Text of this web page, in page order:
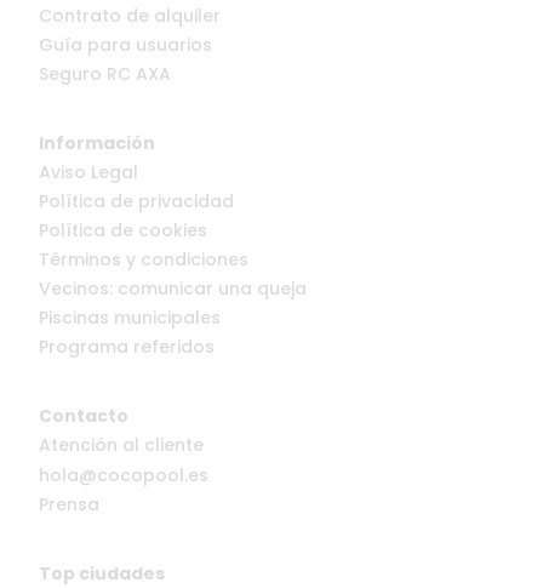
Contrato de alquiler
Guía para usuarios
Seguro RC AXA
Información
Aviso Legal
Política de privacidad
Política de cookies
Términos y condiciones
Vecinos: comunicar una queja
Piscinas municipales
Programa referidos
Contacto
Atención al cliente
hola@cocopool.es
Prensa
Top ciudades